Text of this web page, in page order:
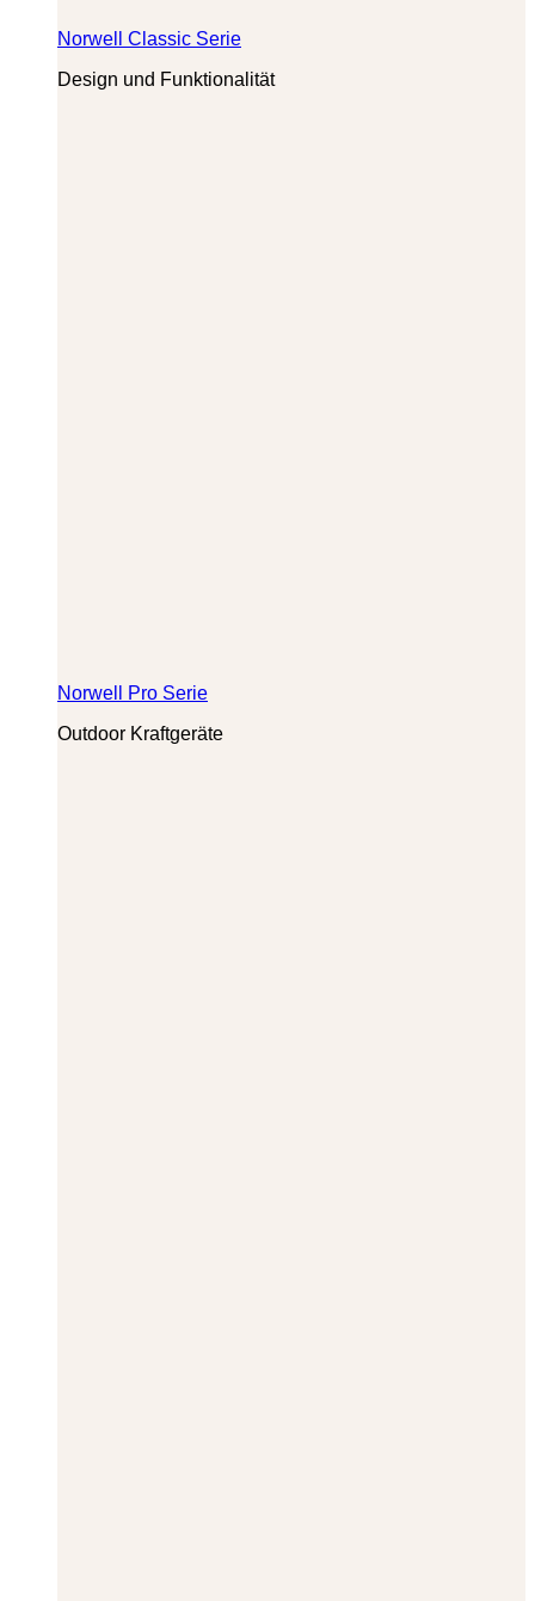
Norwell Classic Serie
Design und Funktionalität
Norwell Pro Serie
Outdoor Kraftgeräte